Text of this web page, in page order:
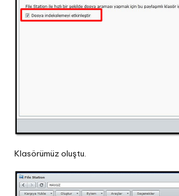
Klasörümüz oluştu.